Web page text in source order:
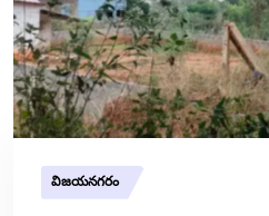
విజయనగరం